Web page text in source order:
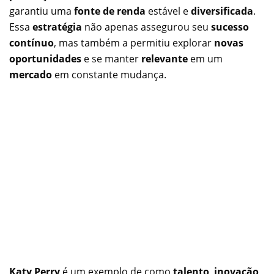
garantiu uma fonte de renda estável ediversificada.
Essa estratégia não apenas assegurou seu sucesso
contínuo, mas também a permitiu explorar novas
oportunidades e se manter relevante em um
mercado em constante mudança.